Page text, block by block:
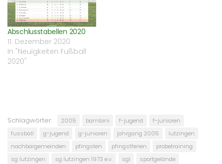
Abschlusstabellen 2020
11. Dezember 2020
In "Neuigkeiten Fußball
2020"
Schlagwörter: 2005 bambini f-jugend
f-junioren
fussball
g-jugend g-junioren jahrgang 2005
lutzingen
nachbargemeinden
pfingsten pfingstferien
probetraining
sg lutzingen
sg lutzingen 1973 e.v. sgl
sportgelände